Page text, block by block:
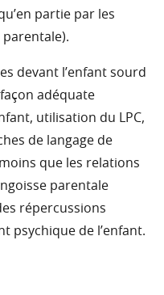
partie par les
parentale).
devant l’enfant sourd
adéquate
utilisation du LPC,
de langage de
moins que les relations
parentale
répercussions
psychique de l’enfant.